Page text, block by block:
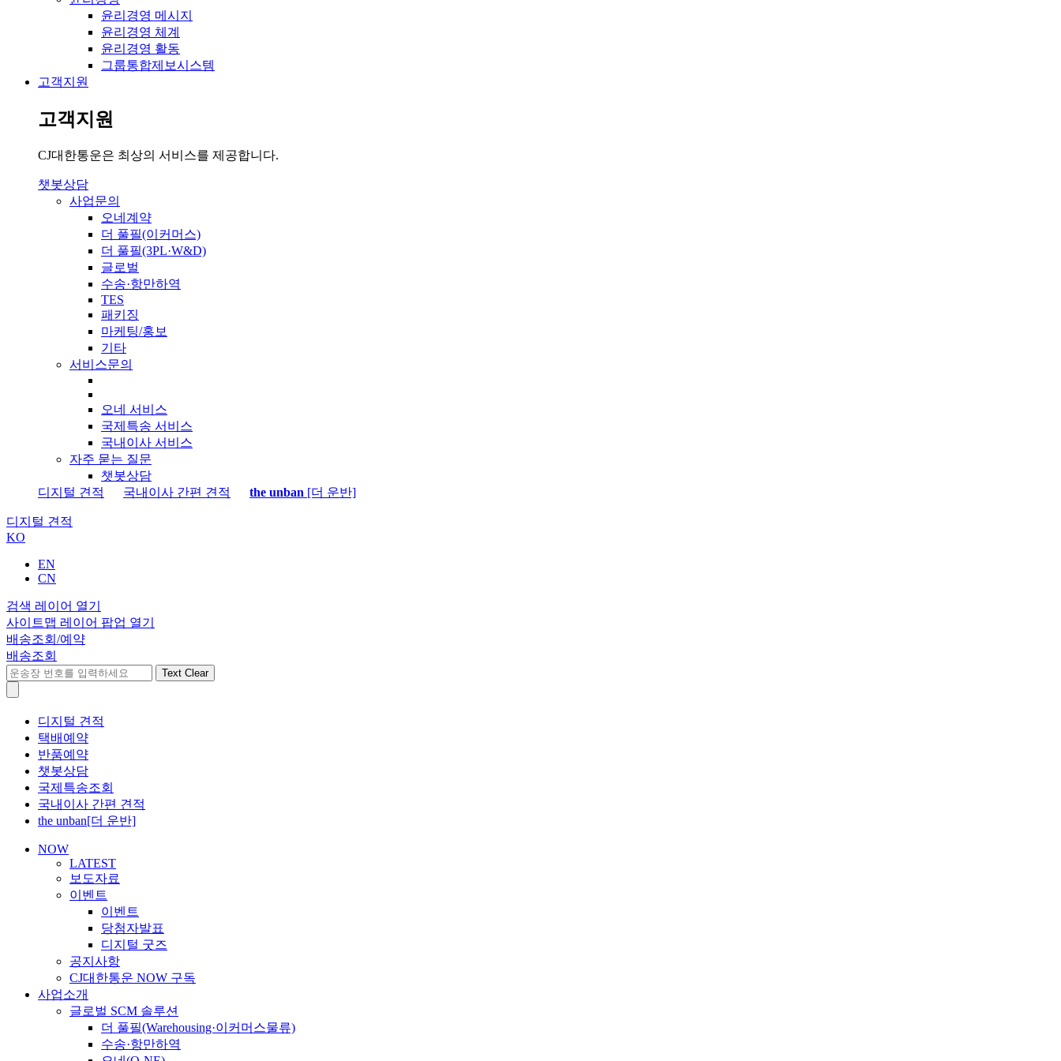
윤리경영 메시지
윤리경영 체계
윤리경영 활동
그룹통합제보시스템
고객지원
고객지원
CJ대한통운은 최상의 서비스를 제공합니다.
챗봇상담
사업문의
오네계약
더 풀필(이커머스)
더 풀필(3PL·W&D)
글로벌
수송·항만하역
TES
패키징
마케팅/홍보
기타
서비스문의
오네 서비스
국제특송 서비스
국내이사 서비스
자주 묻는 질문
챗봇상담
디지털 견적
국내이사 간편 견적 the unban [더 운반]
디지털 견적
KO
EN
CN
검색 레이어 열기
사이트맵 레이어 팝업 열기
배송조회/예약
배송조회
Text Clear
디지털 견적
택배예약
반품예약
챗봇상담
국제특송조회
국내이사 간편 견적
the unban[더 운반]
NOW
LATEST
보도자료
이벤트
이벤트
당첨자발표
디지털 굿즈
공지사항
CJ대한통운 NOW 구독
사업소개
글로벌 SCM 솔루션
더 풀필(Warehousing·이커머스물류)
수송·항만하역